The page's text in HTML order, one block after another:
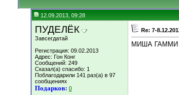
12.09.2013, 09:28
ПУДЕЛЁК
Завсегдатай
Регистрация: 09.02.2013
Адрес: Гон Конг
Сообщений: 249
Сказал(а) спасибо: 1
Поблагодарили 141 раз(а) в 97
сообщениях
Подарков: 0
Re: 7-
МИША ГАММИ с